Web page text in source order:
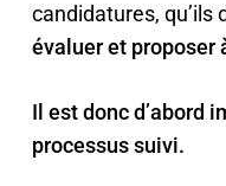
candidatures, qu’ils
évalueret proposer
Il est donc d’abord
processus suivi.